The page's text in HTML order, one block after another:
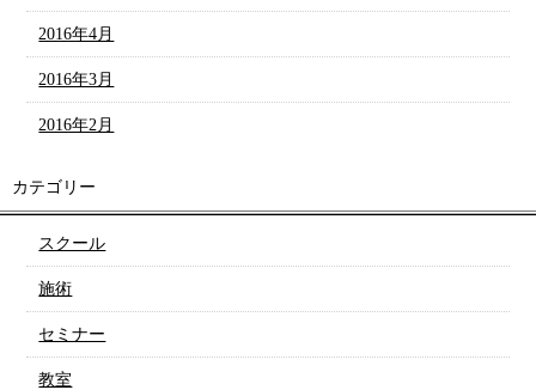
2016年4月
2016年3月
2016年2月
カテゴリー
スクール
施術
セミナー
教室